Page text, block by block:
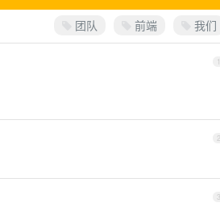
团队 前端 我们
1
2
3